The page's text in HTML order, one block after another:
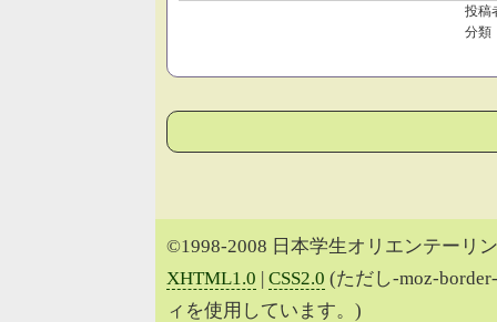
投稿
分類
©1998-2008 日本学生オリエンテーリ
XHTML1.0 | CSS2.0 (ただし-moz-
ィを使用しています。)